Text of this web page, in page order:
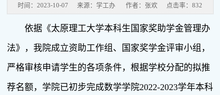
时间：2023-10-07 来源：学工办 作者：张欢 点击率： 832
依据《太原理工大学本科生国家奖助学金管理办
法》，我院成立资助工作组、国家奖学金评审小组，
严格审核申请学生的各项条件，根据学校分配的拟推
荐名额，学院已初步完成数学学院2022-2023学年本科